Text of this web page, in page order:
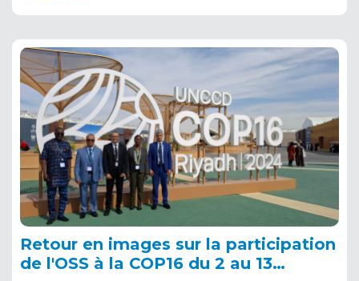
Retour en images sur la participation
de l'OSS à la COP16 du 2 au 13